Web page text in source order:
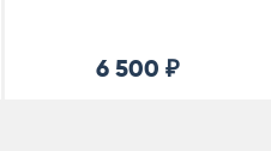
6 500 ₽